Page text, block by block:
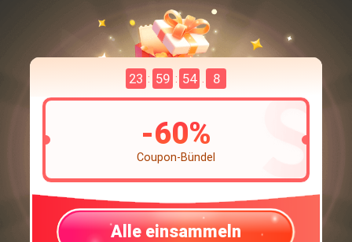
23 : 59 : 54 6
-60%
Coupon-Bündel
Alle einsammeln